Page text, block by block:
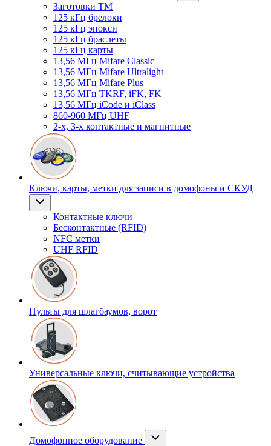
Заготовки ТМ
125 кГц брелоки
125 кГц эпокси
125 кГц браслеты
125 кГц карты
13,56 МГц Mifare Classic
13,56 МГц Mifare Ultralight
13,56 МГц Mifare Plus
13,56 МГц TKRF, iFK, FK
13,56 МГц iCode и iClass
860-960 МГц UHF
2-х, 3-х контактные и магнитные
Ключи, карты, метки для записи в домофоны и СКУД
Контактные ключи
Бесконтактные (RFID)
NFC метки
UHF RFID
Пульты для шлагбаумов, ворот
Универсальные ключи, считывающие устройства
Домофонное оборудование